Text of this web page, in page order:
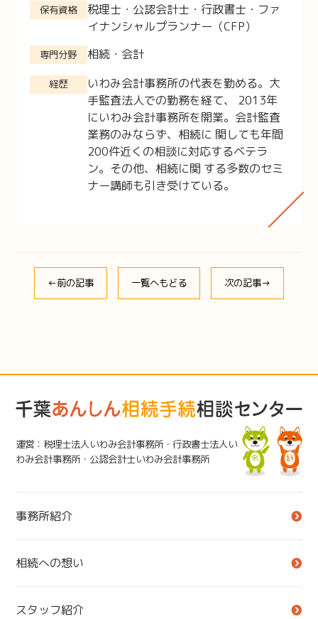
保有資格
税理士・公認会計士・行政書士・ファ
イナンシャルプランナー（CFP）
専門分野 相続・会計
経歴
いわみ会計事務所の代表を勤める。大
手監査法人での勤務を経て、 2013年
にいわみ会計事務所を開業。会計監査
業務のみならず、相続に 関しても年間
200件近くの相談に対応するベテラ
ン。その他、相続に関 する多数のセミ
ナー講師も引き受けている。
←前の記事 一覧へもどる 次の記事→
運営：税理士法人いわみ会計事務所・行政書士法人い
わみ会計事務所・公認会計士いわみ会計事務所
事務所紹介
相続への想い
スタッフ紹介